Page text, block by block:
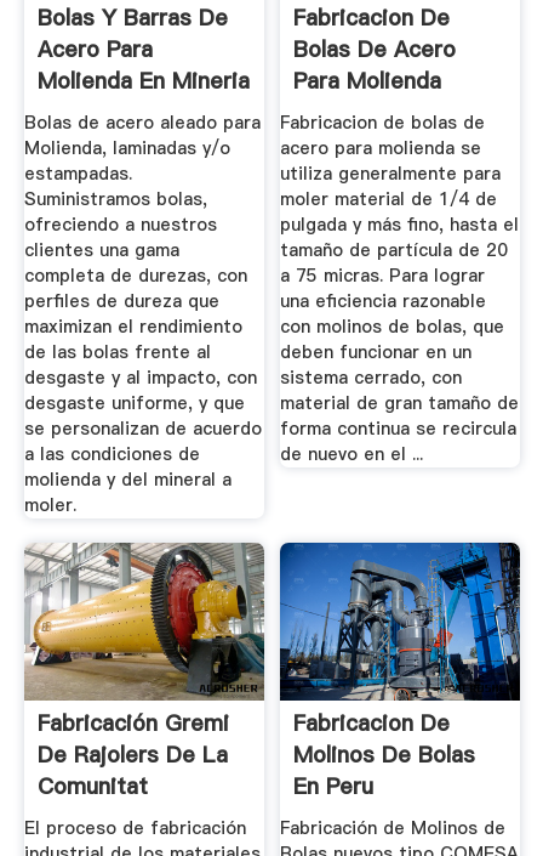
Bolas Y Barras De
Acero Para
Molienda En Mineria
E Industria.
Bolas de acero aleado para
Molienda, laminadas y/o
estampadas.
Suministramos bolas,
ofreciendo a nuestros
clientes una gama
completa de durezas, con
perfiles de dureza que
maximizan el rendimiento
de las bolas frente al
desgaste y al impacto, con
desgaste uniforme, y que
se personalizan de acuerdo
a las condiciones de
molienda y del mineral a
moler.
Fabricacion De
Bolas De Acero
Para Molienda
Fabricacion de bolas de
acero para molienda se
utiliza generalmente para
moler material de 1/4 de
pulgada y más fino, hasta el
tamaño de partícula de 20
a 75 micras. Para lograr
una eficiencia razonable
con molinos de bolas, que
deben funcionar en un
sistema cerrado, con
material de gran tamaño de
forma continua se recircula
de nuevo en el ...
Fabricación Gremi
De Rajolers De La
Comunitat
Valenciana
El proceso de fabricación
Fabricacion De
Molinos De Bolas
En Peru
Fabricación de Molinos de